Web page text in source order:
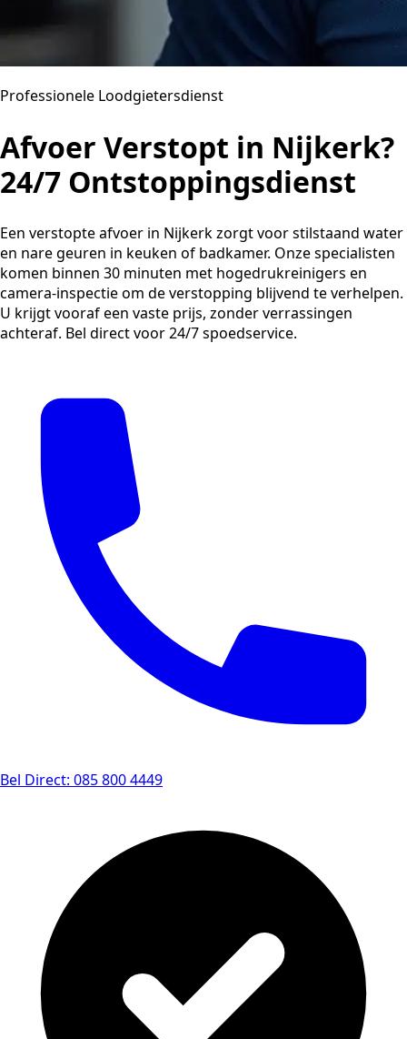
Professionele Loodgietersdienst
Afvoer Verstopt in Nijkerk?
24/7 Ontstoppingsdienst
Een verstopte afvoer in Nijkerk zorgt voor stilstaand water
en nare geuren in keuken of badkamer. Onze specialisten
komen binnen 30 minuten met hogedrukreinigers en
camera-inspectie om de verstopping blijvend te verhelpen.
U krijgt vooraf een vaste prijs, zonder verrassingen
achteraf. Bel direct voor 24/7 spoedservice.
Bel Direct: 085 800 4449